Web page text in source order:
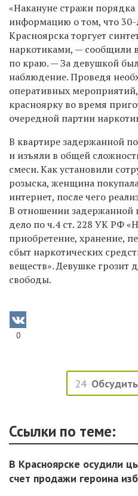
«Накануне стражи
информацию о том, что30-
Красноярска торгует
наркотиками, — сообщили
по краю. — За девушкой
наблюдение. Проведя
оперативных
красноярку во время
очередной партии
В квартире задержанной
и изъяли в общей
смеси. Как установили
розыска, женщина
интернет, после чего
В отношении задержанной
дело по ч.4 ст. 228 УК РФ
приобретение, хранение,
сбыт наркотических
веществ». Девушке грозит
свободы.
0
24
Ссылки по теме:
В Красноярске осудили
счет продажи героина